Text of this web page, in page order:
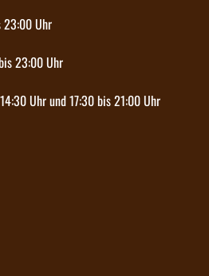
23:00 Uhr
23:00 Uhr
Uhr und 17:30 bis 21:00 Uhr